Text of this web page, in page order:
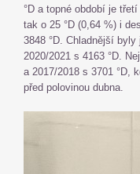
°D a topné období je
tak o 25 °D (0,64 %) i
3848 °D. Chladnější
2020/2021 s 4163 °D.
a 2017/2018 s 3701 °D,
před polovinou dubna.